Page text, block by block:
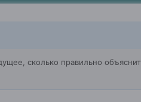
сколько правильно